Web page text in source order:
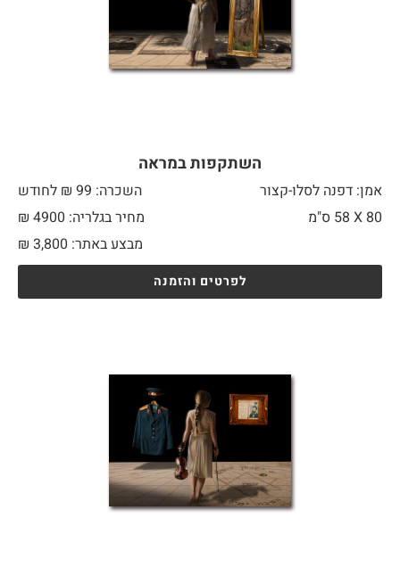
השתקפות במראה
אמן: דפנה לסלו-קצור
השכרה: 99 ₪ לחודש
80 X
מחיר בגלריה: 4900 ₪
מבצע באתר:
₪ 3,800
לפרטים והזמנה